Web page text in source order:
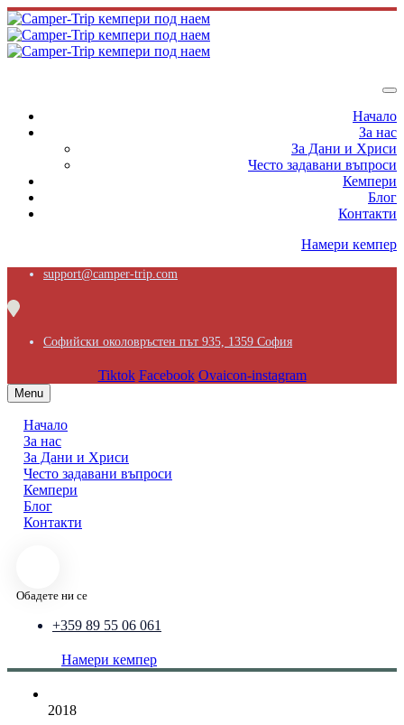
Начало
За нас
За Дани и Хриси
Често задавани въпроси
Кемпери
Блог
Контакти
Намери кемпер
support@camper-trip.com
Софийски околовръстен път 935, 1359 София
Tiktok Facebook Ovaicon-instagram
Menu
Начало
За нас
За Дани и Хриси
Често задавани въпроси
Кемпери
Блог
Контакти
Обадете ни се
+359 89 55 06 061
Намери кемпер
2018